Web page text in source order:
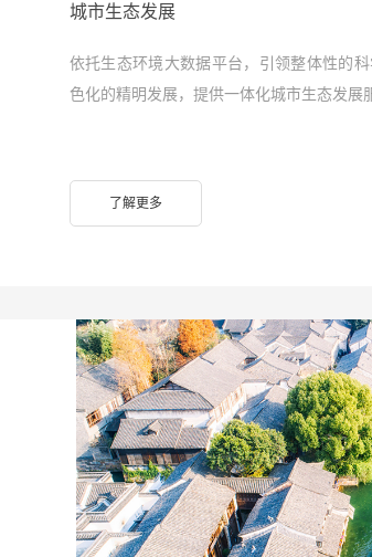
城市生态发展
依托生态环境大数据平台，引领整体性的
色化的精明发展，提供一体化城市生态发展
了解更多